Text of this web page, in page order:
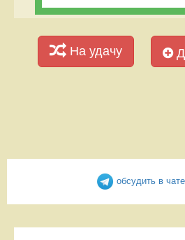
На удачу
обсудить в